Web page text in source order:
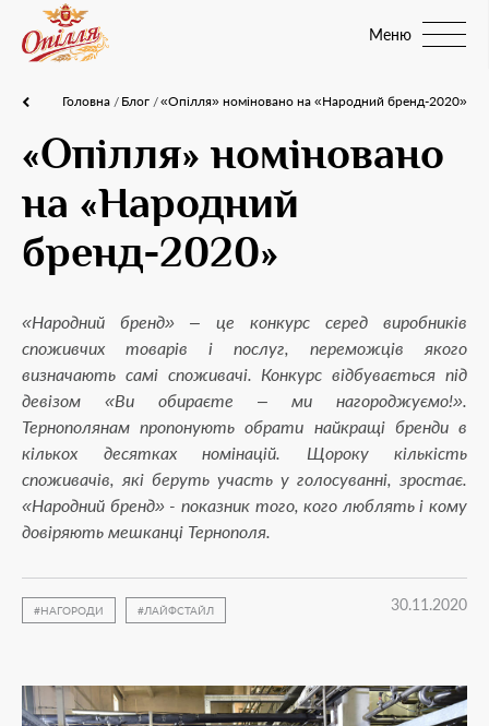
Меню
Головна Блог «Опілля» номіновано на «Народний бренд-2020»
«Опілля» номіновано
на «Народний
бренд-2020»
«Народний бренд» – це конкурс серед виробників
споживчих товарів і послуг, переможців якого
визначають самі споживачі. Конкурс відбувається під
девізом «Ви обираєте – ми нагороджуємо!».
Тернополянам пропонують обрати найкращі бренди в
кількох десятках номінацій. Щороку кількість
споживачів, які беруть участь у голосуванні, зростає.
«Народний бренд» - показник того, кого люблять і кому
довіряють мешканці Тернополя.
НАГОРОДИ ЛАЙФСТАЙЛ 30.11.2020